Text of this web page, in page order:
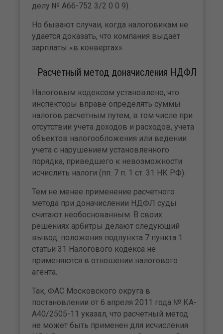
делу № А66-752 3/2 0 0 9).
Но бывают случаи, когда налоговикам не
удается до­казать, что компания выдает
зарплаты «в конвертах».
Расчетный метод доначисления НДФЛ
Налоговым кодексом установлено, что
инспекторы вправе определять суммы
налогов расчетным путем, в том числе при
отсутствии учета доходов и расходов, учета
объектов налогообложения или ведении
учета с нарушением установленного
порядка, приведшего к не­возможности
исчислить налоги (пп. 7 п. 1 ст. 31 НК РФ).
Тем не менее применение расчетного
метода при дона­числении НДФЛ суды
считают необоснованным. В сво­их
решениях арбитры делают следующий
вывод: положе­ния подпункта 7 пункта 1
статьи 31 Налогового кодекса не
применяются в отношении налогового
агента.
Так, ФАС Московского округа в
постановлении от 6 апреля 2011 года № КА-
А40/2505-11 указал, что рас­четный метод
не может быть применен для исчисления